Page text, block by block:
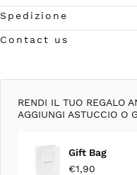
Spedizione
Contact us
RENDI IL TUO REGALO
AGGIUNGI ASTUCCIO O
Gift Bag
€1,90